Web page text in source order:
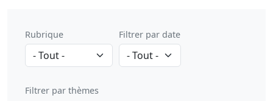
Rubrique Filtrer par date
Filtrer par thèmes